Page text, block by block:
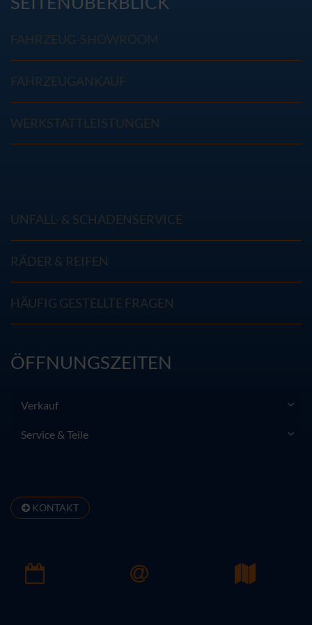
FAHRZEUG-SHOWROOM
FAHRZEUGANKAUF
WERKSTATTLEISTUNGEN
UNFALL- & SCHADENSERVICE
RÄDER & REIFEN
HÄUFIG GESTELLTE FRAGEN
ÖFFNUNGSZEITEN
Verkauf
Service & Teile
KONTAKT